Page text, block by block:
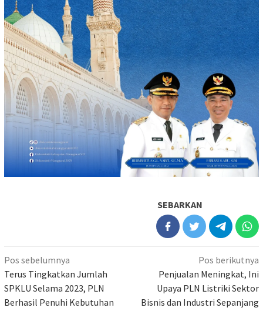
SEBARKAN
Navigasi
pos
Pos sebelumnya
Terus Tingkatkan Jumlah
SPKLU Selama 2023, PLN
Berhasil Penuhi Kebutuhan
Pos berikutnya
Penjualan Meningkat, Ini
Upaya PLN Listriki Sektor
Bisnis dan Industri Sepanjang